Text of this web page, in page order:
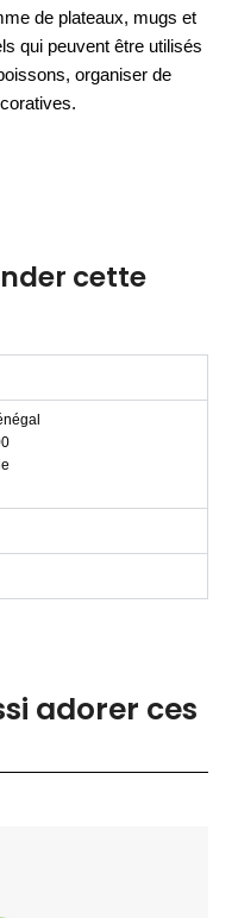
de plateaux, mugs et
qui peuvent être utilisés
organiser de
cette
adorer ces